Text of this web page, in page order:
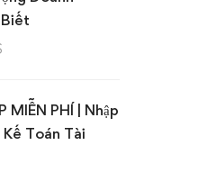
MIỄN PHÍ | Nhập
Toán Tài